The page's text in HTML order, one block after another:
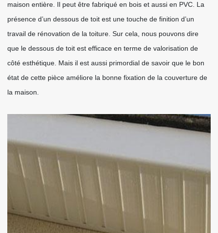
maison entière. Il peut être fabriqué en bois et aussi en PVC. La
présence d’un dessous de toit est une touche de finition d’un
travail de rénovation de la toiture. Sur cela, nous pouvons dire
que le dessous de toit est efficace en terme de valorisation de
côté esthétique. Mais il est aussi primordial de savoir que le bon
état de cette pièce améliore la bonne fixation de la couverture de
la maison.